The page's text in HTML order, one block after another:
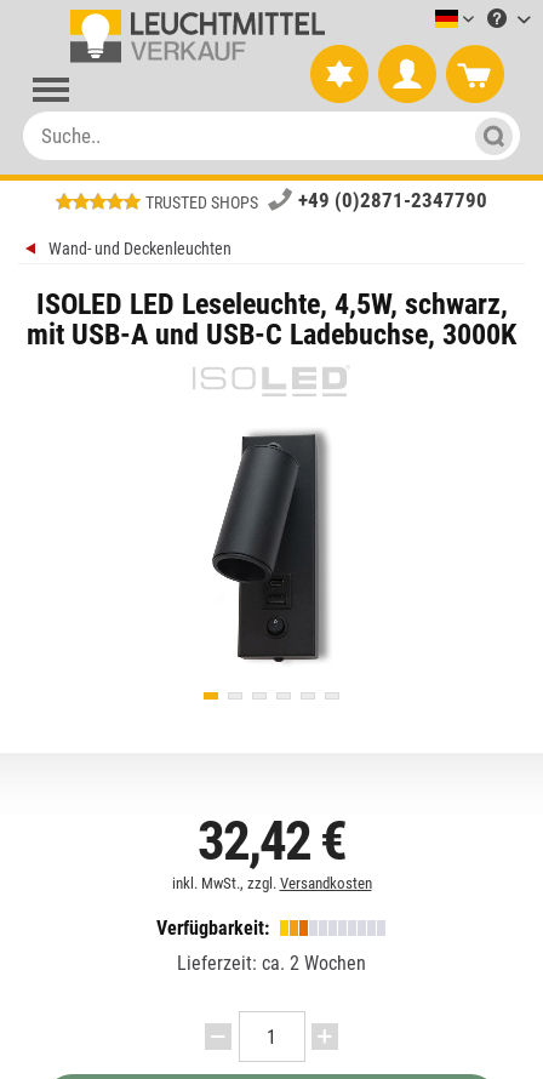
TRUSTED SHOPS +49 (0)2871-2347790
Wand- und Deckenleuchten
ISOLED LED Leseleuchte, 4,5W, schwarz,
mit USB-A und USB-C Ladebuchse, 3000K
32,42 €
inkl. MwSt., zzgl. Versandkosten
Verfügbarkeit:
Lieferzeit: ca. 2 Wochen